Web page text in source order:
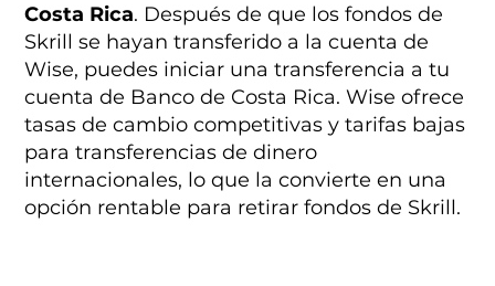
Costa Rica. Después de que los fondos de
Skrill se hayan transferido a la cuenta de
Wise, puedes iniciar una transferencia a tu
cuenta de Banco de Costa Rica. Wise ofrece
tasas de cambio competitivas y tarifas bajas
para transferencias de dinero
internacionales, lo que la convierte en una
opción rentable para retirar fondos de Skrill.